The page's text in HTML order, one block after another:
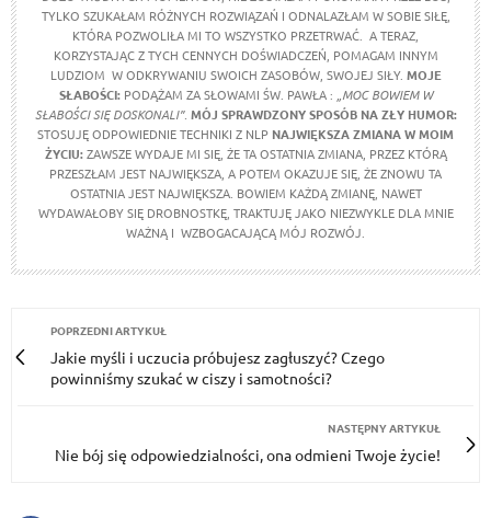
TYLKO SZUKAŁAM RÓŻNYCH ROZWIĄZAŃ I ODNALAZŁAM W SOBIE SIŁĘ,
KTÓRA POZWOLIŁA MI TO WSZYSTKO PRZETRWAĆ. A TERAZ,
KORZYSTAJĄC Z TYCH CENNYCH DOŚWIADCZEŃ, POMAGAM INNYM
LUDZIOM W ODKRYWANIU SWOICH ZASOBÓW, SWOJEJ SIŁY. MOJE
SŁABOŚCI:PODĄŻAM ZA SŁOWAMI ŚW. PAWŁA : „MOC BOWIEM W
SŁABOŚCI SIĘ DOSKONALI”. MÓJ SPRAWDZONY SPOSÓB NA ZŁY HUMOR:
STOSUJĘ ODPOWIEDNIE TECHNIKI Z NLP NAJWIĘKSZA ZMIANA W MOIM
ŻYCIU:ZAWSZE WYDAJE MI SIĘ, ŻE TA OSTATNIA ZMIANA, PRZEZ KTÓRĄ
PRZESZŁAM JEST NAJWIĘKSZA, A POTEM OKAZUJE SIĘ, ŻE ZNOWU TA
OSTATNIA JEST NAJWIĘKSZA. BOWIEM KAŻDĄ ZMIANĘ, NAWET
WYDAWAŁOBY SIĘ DROBNOSTKĘ, TRAKTUJĘ JAKO NIEZWYKLE DLA MNIE
WAŻNĄ I WZBOGACAJĄCĄ MÓJ ROZWÓJ.
POPRZEDNI ARTYKUŁ
Jakie myśli i uczucia próbujesz zagłuszyć? Czego
powinniśmy szukać w ciszy i samotności?
NASTĘPNY ARTYKUŁ
Nie bój się odpowiedzialności, ona odmieni Twoje życie!